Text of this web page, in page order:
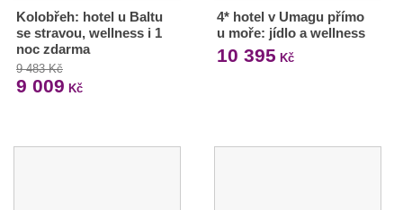
Kolobřeh: hotel u Baltu
se stravou, wellness i 1
noc zdarma
9 483 Kč
9 009 Kč
4* hotel v Umagu přímo
u moře: jídlo a wellness
10 395 Kč